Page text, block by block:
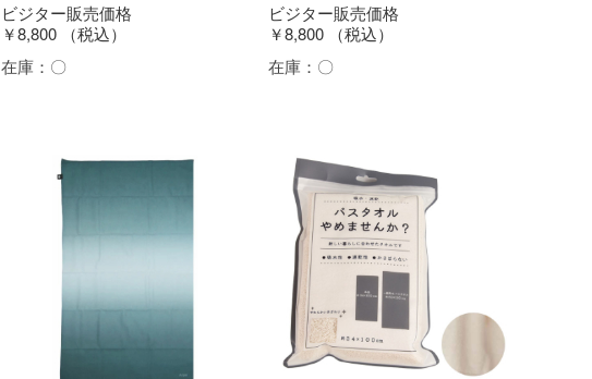
ビジター販売価格
￥8,800
（税込）
在庫： 〇
ビジター販売価格
￥8,800
（税込）
在庫： 〇